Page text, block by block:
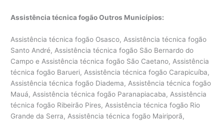
Assistência técnica fogão Outros Municípios:
Assistência técnica fogão Osasco, Assistência técnica fogão
Santo André, Assistência técnica fogão São Bernardo do
Campo e Assistência técnica fogão São Caetano, Assistência
técnica fogão Barueri, Assistência técnica fogão Carapicuíba,
Assistência técnica fogão Diadema, Assistência técnica fogão
Mauá, Assistência técnica fogão Paranapiacaba, Assistência
técnica fogão Ribeirão Pires, Assistência técnica fogão Rio
Grande da Serra, Assistência técnica fogão Mairiporã,